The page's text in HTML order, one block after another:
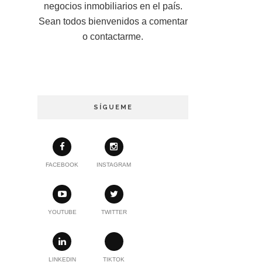
negocios inmobiliarios en el país.
Sean todos bienvenidos a comentar
o contactarme.
SÍGUEME
FACEBOOK INSTAGRAM
YOUTUBE TWITTER
LINKEDIN TIKTOK